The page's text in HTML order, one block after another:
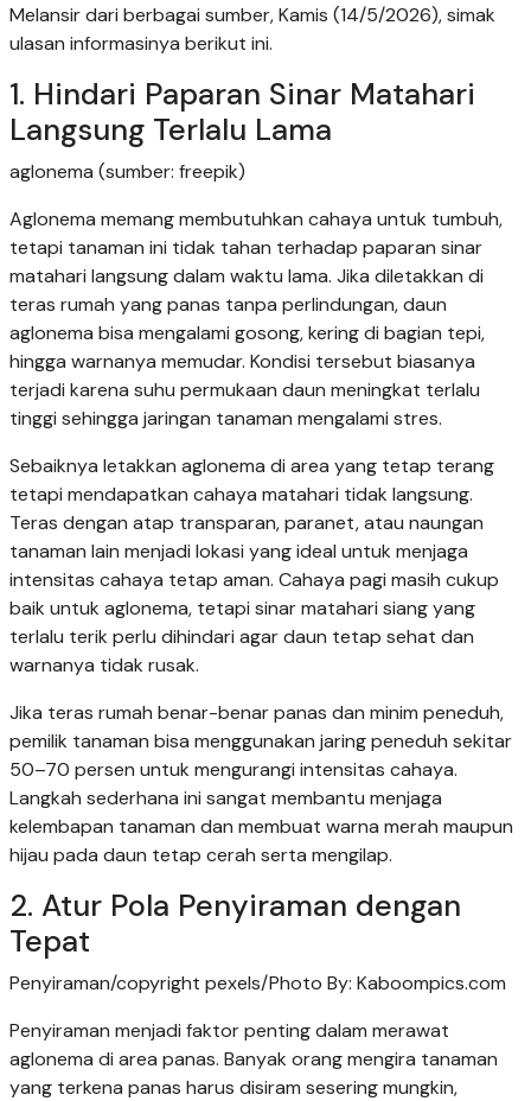
Melansir dari berbagai sumber, Kamis (14/5/2026), simak
ulasan informasinya berikut ini.
1. Hindari Paparan Sinar Matahari
Langsung Terlalu Lama
aglonema (sumber: freepik)
Aglonema memang membutuhkan cahaya untuk tumbuh,
tetapi tanaman ini tidak tahan terhadap paparan sinar
matahari langsung dalam waktu lama. Jika diletakkan di
teras rumah yang panas tanpa perlindungan, daun
aglonema bisa mengalami gosong, kering di bagian tepi,
hingga warnanya memudar. Kondisi tersebut biasanya
terjadi karena suhu permukaan daun meningkat terlalu
tinggi sehingga jaringan tanaman mengalami stres.
Sebaiknya letakkan aglonema di area yang tetap terang
tetapi mendapatkan cahaya matahari tidak langsung.
Teras dengan atap transparan, paranet, atau naungan
tanaman lain menjadi lokasi yang ideal untuk menjaga
intensitas cahaya tetap aman. Cahaya pagi masih cukup
baik untuk aglonema, tetapi sinar matahari siang yang
terlalu terik perlu dihindari agar daun tetap sehat dan
warnanya tidak rusak.
Jika teras rumah benar-benar panas dan minim peneduh,
pemilik tanaman bisa menggunakan jaring peneduh sekitar
50–70 persen untuk mengurangi intensitas cahaya.
Langkah sederhana ini sangat membantu menjaga
kelembapan tanaman dan membuat warna merah maupun
hijau pada daun tetap cerah serta mengilap.
2. Atur Pola Penyiraman dengan
Tepat
Penyiraman/copyright pexels/Photo By: Kaboompics.com
Penyiraman menjadi faktor penting dalam merawat
aglonema di area panas. Banyak orang mengira tanaman
yang terkena panas harus disiram sesering mungkin,